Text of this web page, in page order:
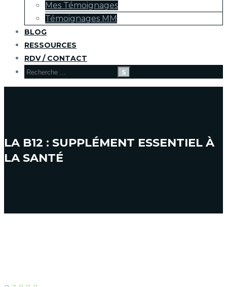
Mes Témoignages
Témoignages MM
BLOG
RESSOURCES
RDV / CONTACT
LA B12 : SUPPLÉMENT ESSENTIEL À
LA SANTÉ